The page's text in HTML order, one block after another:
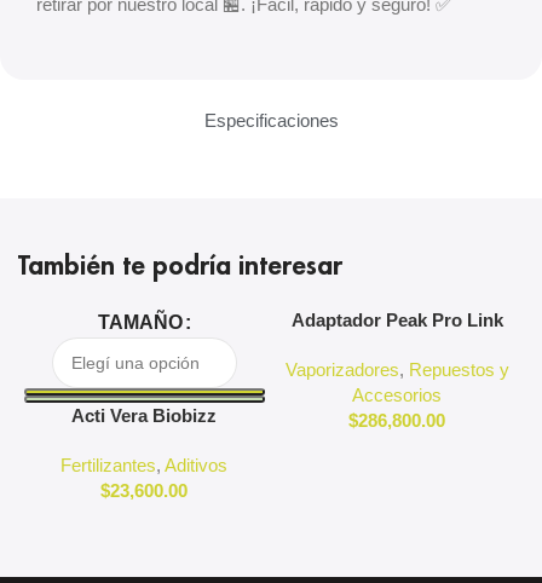
Especificaciones
retirar por nuestro local 🏪. ¡Fácil, rápido y seguro! ✅
También te podría interesar
TAMAÑO
Acti Vera Biobizz
Fertilizantes,Aditivos
$23,600.00
Adaptador Peak Pro Link
Vaporizadores, Repuestos y
Accesorios
$286,800.00